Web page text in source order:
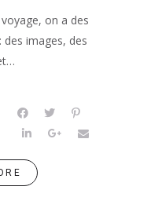
on a des
des images, des